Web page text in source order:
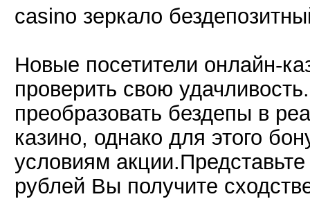
casino зеркало
Новые посетители онлайн-
проверить свою
преобразовать бездепы в
казино, однако для этого
условиям
рублей Вы получите